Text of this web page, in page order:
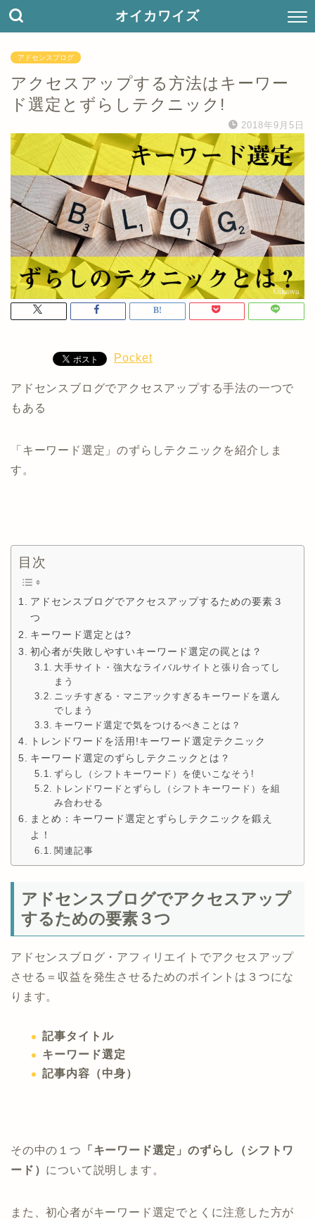
オイカワイズ
アドセンスブログ
アクセスアップする方法はキーワー
ド選定とずらしテクニック!
2018年9月5日
Pocket
アドセンスブログでアクセスアップする手法の一つで
もある
「キーワード選定」のずらしテクニックを紹介しま
す。
目次
アドセンスブログでアクセスアップするための要素３
つ
キーワード選定とは?
初心者が失敗しやすいキーワード選定の罠とは？
大手サイト・強大なライバルサイトと張り合ってし
まう
ニッチすぎる・マニアックすぎるキーワードを選ん
でしまう
キーワード選定で気をつけるべきことは？
トレンドワードを活用!キーワード選定テクニック
キーワード選定のずらしテクニックとは？
ずらし（シフトキーワード）を使いこなそう!
トレンドワードとずらし（シフトキーワード）を組
み合わせる
まとめ：キーワード選定とずらしテクニックを鍛え
よ！
関連記事
アドセンスブログでアクセスアップ
するための要素３つ
アドセンスブログ・アフィリエイトでアクセスアップ
させる＝収益を発生させるためのポイントは３つにな
ります。
記事タイトル
キーワード選定
記事内容（中身）
その中の１つ
「キーワード選定」のずらし（シフトワ
ード） について説明します。
また、初心者がキーワード選定でとくに注意した方が